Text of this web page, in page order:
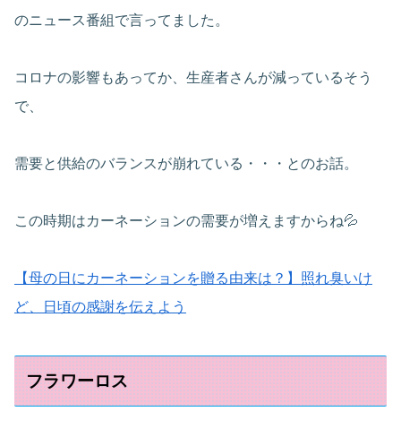
のニュース番組で言ってました。
コロナの影響もあってか、生産者さんが減っているそう
で、
需要と供給のバランスが崩れている・・・とのお話。
この時期はカーネーションの需要が増えますからね💦
【母の日にカーネーションを贈る由来は？】照れ臭いけ
ど、日頃の感謝を伝えよう
フラワーロス